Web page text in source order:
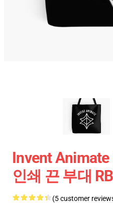
Invent Animate
인쇄 끈 부대
(5 customer